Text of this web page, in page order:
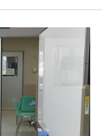
変更さ れています